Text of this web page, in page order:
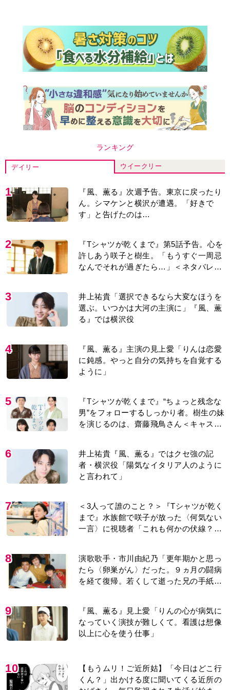
『Tシャツが乾くまで』第5話予告。心を
許しあう咲子と樹生。「もうすぐ一周忌
なんでそれが過ぎたら…」＜ネタバレあ
り＞
井上祐貴「選択できるなら大変なほうを
選ぶ。いつかは大河の主演に」『風、薫
る』では横沢役
『風、薫る』主演の見上愛「りんは恋愛
5
『Tシャツが乾くまで』“ちょっと残念な
男”をフォローするしっかり者。樹生の妹
を演じるのは、齋藤飛鳥さん＜キャスト
6
井上祐貴『風、薫る』ではクセ強の記
者・横沢役「陽気なイタリア人のように
と言われて」
7
＜3人って誰のこと？＞『Tシャツが乾く
まで』水族館で咲子が放った〈何気ない
一言〉に視聴者「これも何かの伏線？」
8
演歌歌手・市川由紀乃「更年期かと思っ
たら〈卵巣がん〉だった。９ヵ月の闘病
を経て復帰。若くして逝った兄の手紙を
9
『風、薫る』見上愛「りんの心が病気に
なっていく演技が難しくて。看護は想像
以上に心を使う仕事」
10
【もうムリ！ご近所姑】「今日はどこ行
くん？」出かける度に聞いてくる近所の
もっと見る